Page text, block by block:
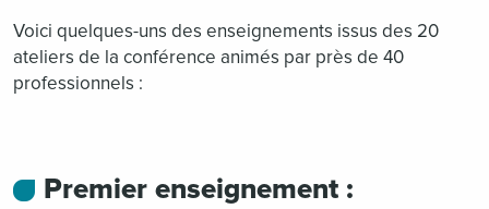
Voici quelques-uns des enseignements issus des 20
ateliers de la conférence animés par près de 40
professionnels :
Premier enseignement :